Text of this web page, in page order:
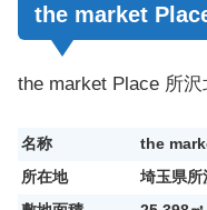
the market
the market Place 所沢
名称
the
所在地
埼玉県所